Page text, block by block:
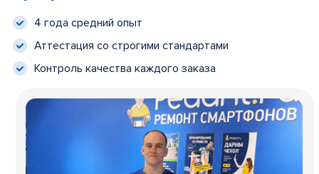
4 года средний опыт
Аттестация со строгими стандартами
Контроль качества каждого заказа